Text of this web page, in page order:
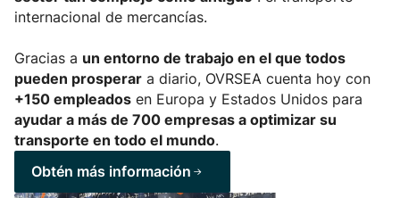
internacional de mercancías.
Gracias a un entorno de trabajo en el que todos
pueden prosperara diario, OVRSEA cuenta hoy con
+150 empleadosen Europa y Estados Unidos para
ayudar a más de 700 empresas a optimizar su
transporte en todo el mundo.
Obtén más información